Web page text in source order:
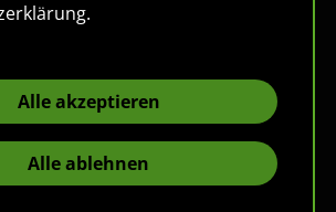
.
Alle akzeptieren
Alle ablehnen